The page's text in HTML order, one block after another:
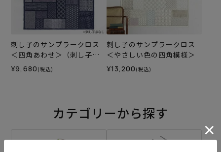
刺し子のサンプラークロス
＜四角あわせ＞（刺し子糸
なし）
¥9,680 (税込)
刺し子のサンプラークロス
＜やさしい色の四角模様＞
¥13,200 (税込)
カテゴリーから探す